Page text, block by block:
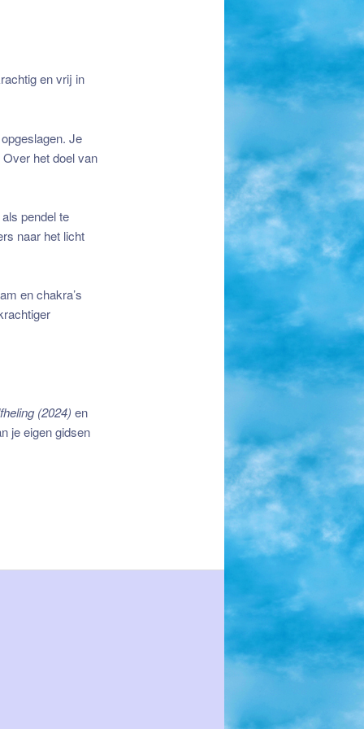
en vrij in
Je
het doel van
pendel te
naar het licht
en chakra’s
(2024) en
je eigen gidsen